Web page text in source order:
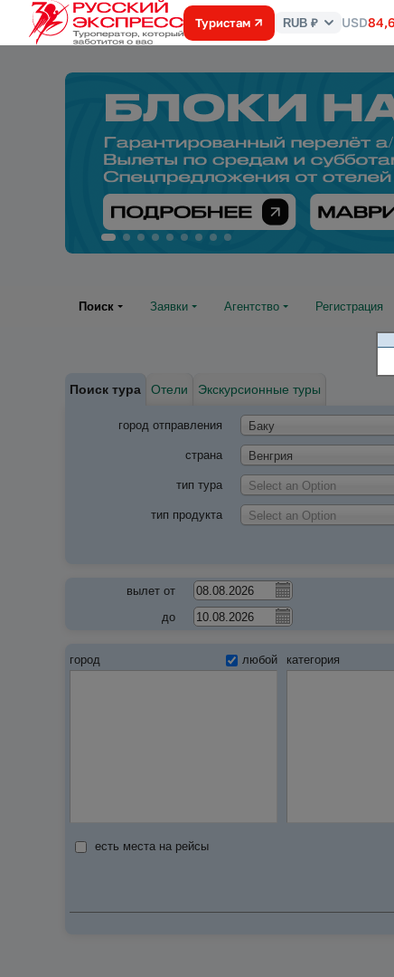
Туристам
Курс
валют
RUB ₽ USD
Поиск Заявки Агентство Регистрация
Поиск тура Отели Экскурсионные туры
город отправления Баку
страна Венгрия
тип тура Select an Option
тип продукта Select an Option
вылет от
до
город любой категория
есть места на рейсы